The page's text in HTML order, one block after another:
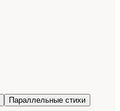
Параллельные стихи